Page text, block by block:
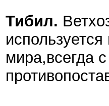
Тибил.
мира,всегда